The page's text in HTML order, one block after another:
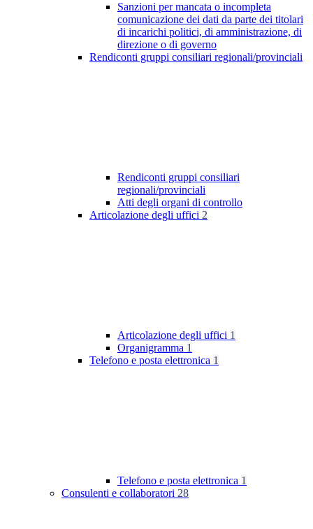
Sanzioni per mancata o incompleta
comunicazione dei dati da parte dei titolari
di incarichi politici, di amministrazione, di
direzione o di governo
Rendiconti gruppi consiliari regionali/provinciali
Rendiconti gruppi consiliari
regionali/provinciali
Atti degli organi di controllo
Articolazione degli uffici 2
Articolazione degli uffici 1
Organigramma 1
Telefono e posta elettronica 1
Telefono e posta elettronica 1
Consulenti e collaboratori 28